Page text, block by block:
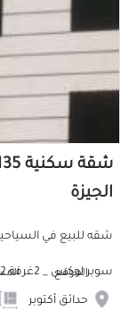
الجيزة
شقه للبيع في
سوبر لوكس _ 2غرفة 2حمام ريسبش...
الموقع
حدائق أكتوبر